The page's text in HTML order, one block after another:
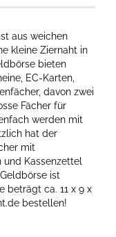
aus weichen
kleine Ziernaht in
bieten
EC-Karten,
davon zwei
Fächer für
werden mit
hat der
mit
Kassenzettel
ist
beträgt ca. 11 x 9 x
bestellen!